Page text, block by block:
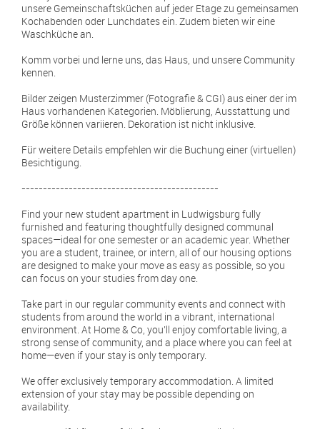
unsere Gemeinschaftsküchen auf jeder Etage zu gemeinsamen
Kochabenden oder Lunchdates ein. Zudem bieten wir eine
Waschküche an.
Komm vorbei und lerne uns, das Haus, und unsere Community
kennen.
Bilder zeigen Musterzimmer (Fotografie & CGI) aus einer der im
Haus vorhandenen Kategorien. Möblierung, Ausstattung und
Größe können variieren. Dekoration ist nicht inklusive.
Für weitere Details empfehlen wir die Buchung einer (virtuellen)
Besichtigung.
----------------------------------------------
Find your new student apartment in Ludwigsburg fully
furnished and featuring thoughtfully designed communal
spaces—ideal for one semester or an academic year. Whether
you are a student, trainee, or intern, all of our housing options
are designed to make your move as easy as possible, so you
can focus on your studies from day one.
Take part in our regular community events and connect with
students from around the world in a vibrant, international
environment. At Home & Co, you’ll enjoy comfortable living, a
strong sense of community, and a place where you can feel at
home—even if your stay is only temporary.
We offer exclusively temporary accommodation. A limited
extension of your stay may be possible depending on
availability.